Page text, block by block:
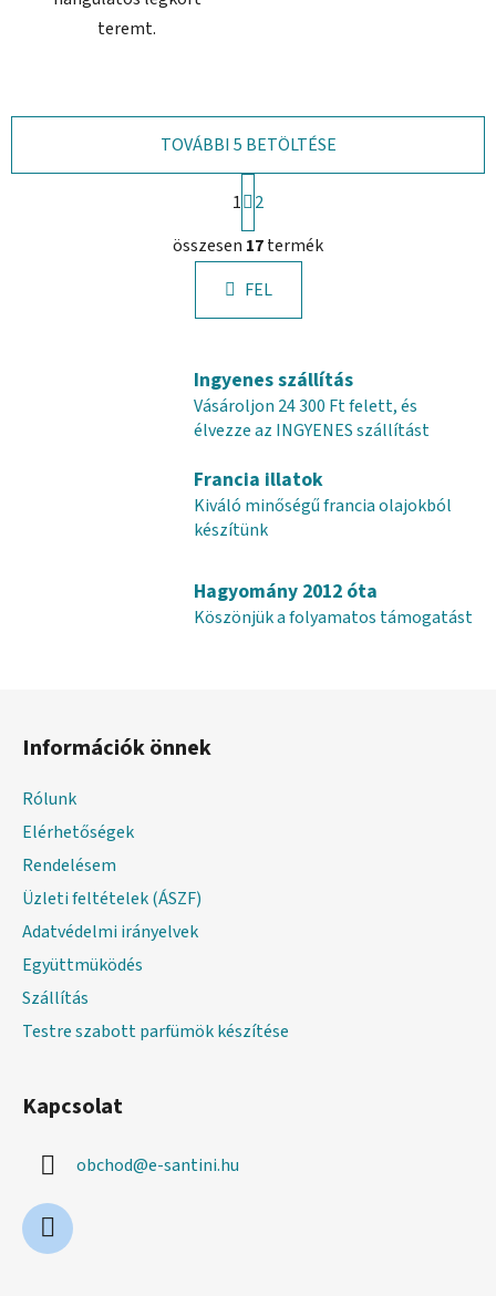
teremt.
L
i
s
t
a
r
á
n
í
t
á
s
l
e
TOVÁBBI 5 BETÖLTÉSE
L
a
p
o
z
á
1
2
összesen 17termék
FEL
Ingyenes szállítás
Vásároljon 24 300 Ft felett, és
élvezze az INGYENES szállítást
Francia illatok
Kiváló minőségű francia olajokból
készítünk
Hagyomány 2012 óta
Köszönjük a folyamatos támogatást
Információk önnek
Rólunk
Elérhetőségek
Rendelésem
Üzleti feltételek (ÁSZF)
Adatvédelmi irányelvek
Együttmüködés
Szállítás
Testre szabott parfümök készítése
Kapcsolat
obchod@e-santini.hu